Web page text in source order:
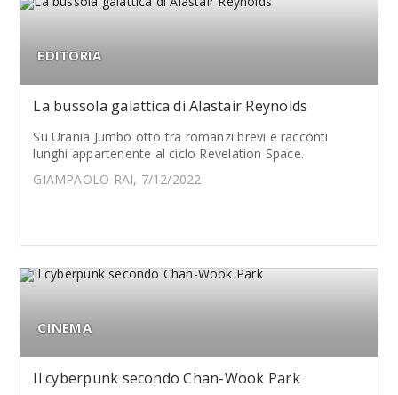
EDITORIA
La bussola galattica di Alastair Reynolds
Su Urania Jumbo otto tra romanzi brevi e racconti
lunghi appartenente al ciclo Revelation Space.
GIAMPAOLO RAI, 7/12/2022
CINEMA
Il cyberpunk secondo Chan-Wook Park